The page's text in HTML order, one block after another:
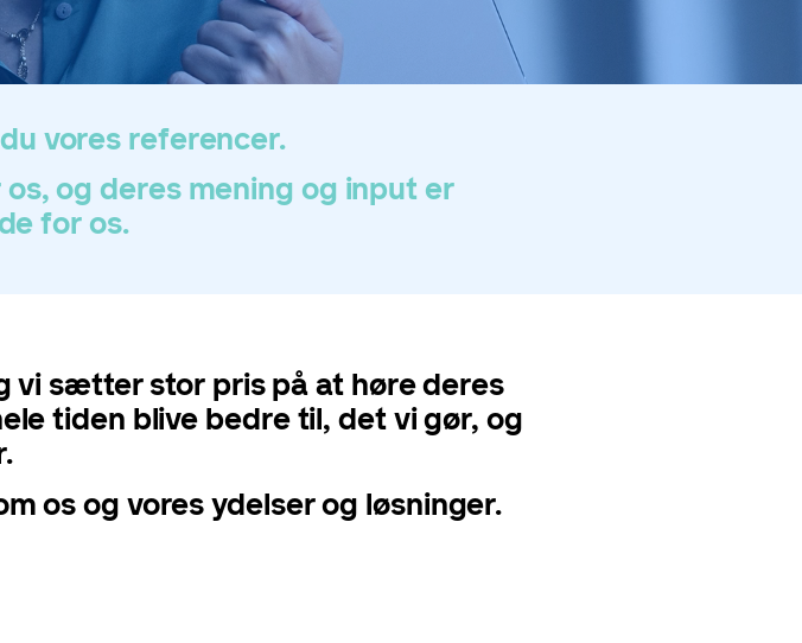
vores referencer.
og deres mening og input er
for os.
vi sætter stor pris på at høre deres
tiden blive bedre til, det vi gør, og
os og vores ydelser og løsninger.